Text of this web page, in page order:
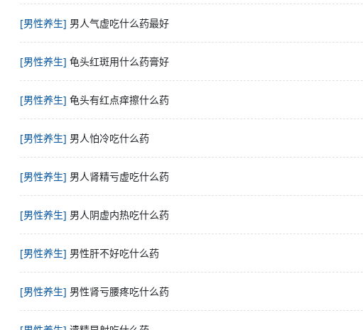
[男性养生] 男人气虚吃什么药最好
[男性养生] 龟头红斑用什么药膏好
[男性养生] 龟头有红点痒擦什么药
[男性养生] 男人怕冷吃什么药
[男性养生] 男人肾精亏虚吃什么药
[男性养生] 男人阴虚内热吃什么药
[男性养生] 男性肝不好吃什么药
[男性养生] 男性肾亏腰疼吃什么药